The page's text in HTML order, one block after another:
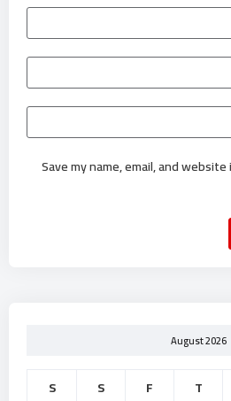
Save my name, email, and
August 2026
T
F
S
S